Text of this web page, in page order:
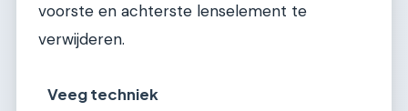
voorste en achterste lenselement te
verwijderen.
Veeg techniek